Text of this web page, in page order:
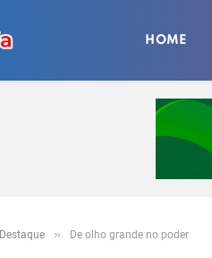
HOME
Destaque » De olho grande no poder